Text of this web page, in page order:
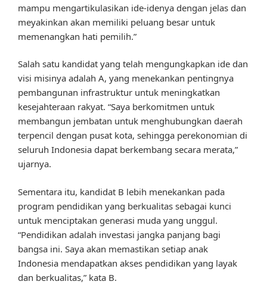
mampu mengartikulasikan ide-idenya dengan jelas dan
meyakinkan akan memiliki peluang besar untuk
memenangkan hati pemilih.”
Salah satu kandidat yang telah mengungkapkan ide dan
visi misinya adalah A, yang menekankan pentingnya
pembangunan infrastruktur untuk meningkatkan
kesejahteraan rakyat. “Saya berkomitmen untuk
membangun jembatan untuk menghubungkan daerah
terpencil dengan pusat kota, sehingga perekonomian di
seluruh Indonesia dapat berkembang secara merata,”
ujarnya.
Sementara itu, kandidat B lebih menekankan pada
program pendidikan yang berkualitas sebagai kunci
untuk menciptakan generasi muda yang unggul.
“Pendidikan adalah investasi jangka panjang bagi
bangsa ini. Saya akan memastikan setiap anak
Indonesia mendapatkan akses pendidikan yang layak
dan berkualitas,” kata B.